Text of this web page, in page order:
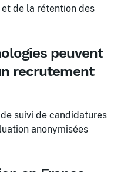
de la rétention des
peuvent
recrutement
suivi de candidatures
anonymisées